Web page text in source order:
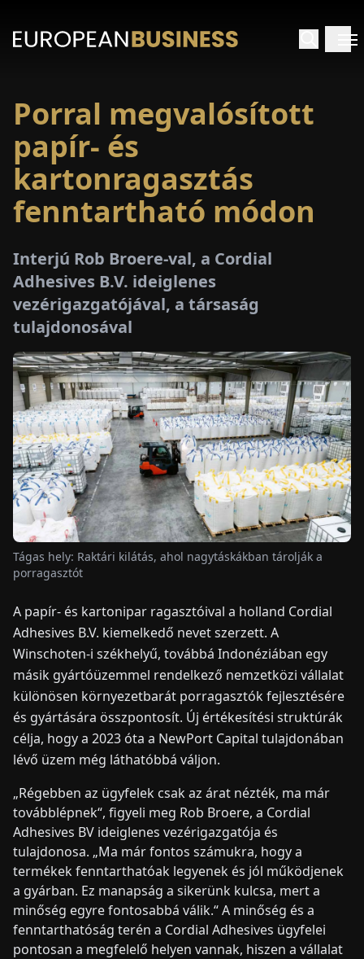
E-
PAPÍR
HÍREK
ENDE FR ESITNLPL HU
KAPCSOLAT
Porral megvalósított
papír- és
kartonragasztás
fenntartható módon
Interjú Rob Broere-val, a Cordial
Adhesives B.V. ideiglenes
vezérigazgatójával, a társaság
tulajdonosával
Tágas hely: Raktári kilátás, ahol nagytáskákban tárolják a
porragasztót
A papír- és kartonipar ragasztóival a holland Cordial
Adhesives B.V. kiemelkedő nevet szerzett. A
Winschoten-i székhelyű, továbbá Indonéziában egy
másik gyártóüzemmel rendelkező nemzetközi vállalat
különösen környezetbarát porragasztók fejlesztésére
és gyártására összpontosít. Új értékesítési struktúrák
célja, hogy a 2023 óta a NewPort Capital tulajdonában
lévő üzem még láthatóbbá váljon.
„Régebben az ügyfelek csak az árat nézték, ma már
továbblépnek“, figyeli meg Rob Broere, a Cordial
Adhesives BV ideiglenes vezérigazgatója és
tulajdonosa. „Ma már fontos számukra, hogy a
termékek fenntarthatóak legyenek és jól működjenek
a gyárban. Ez manapság a sikerünk kulcsa, mert a
minőség egyre fontosabbá válik.“ A minőség és a
fenntarthatóság terén a Cordial Adhesives ügyfelei
pontosan a megfelelő helyen vannak, hiszen a vállalat